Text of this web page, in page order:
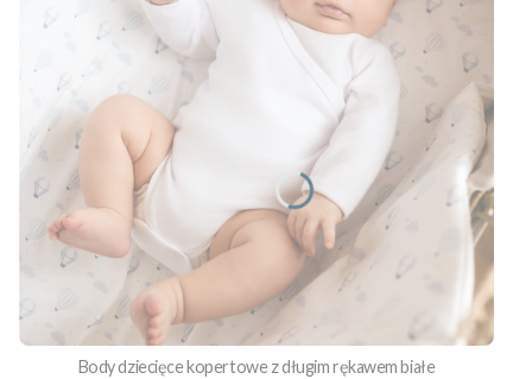
Body dziecięce kopertowe z długim rękawem białe